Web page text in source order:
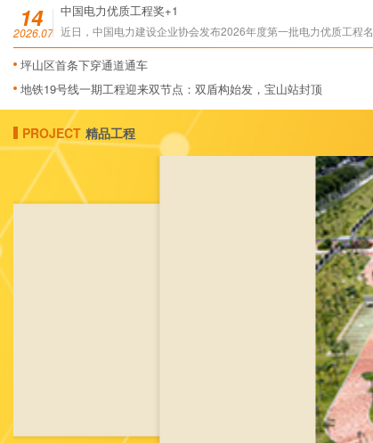
14
2026.07
中国电力优质工程奖+1
近日，中国电力建设企业协会发布2026年度第一批电力优质工程
坪山区首条下穿通道通车
地铁19号线一期工程迎来双节点：双盾构始发，宝山站封顶
PROJECT 精品工程